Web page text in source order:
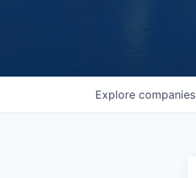
Explore companies